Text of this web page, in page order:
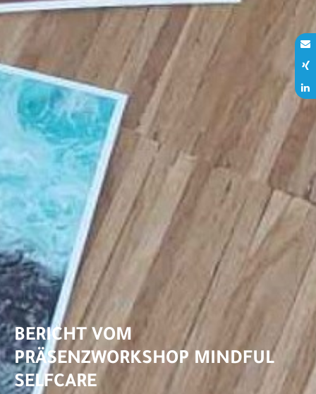
BERICHT VOM
PRÄSENZWORKSHOP MINDFUL
SELFCARE